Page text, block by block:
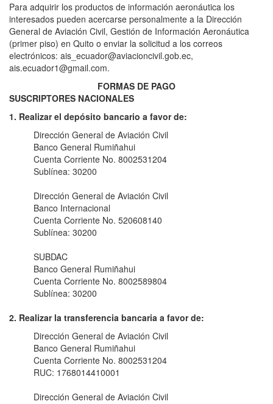
Para adquirir los productos de información aeronáutica los
interesados pueden acercarse personalmente a la Dirección
General de Aviación Civil, Gestión de Información Aeronáutica
(primer piso) en Quito o enviar la solicitud a los correos
electrónicos: ais_ecuador@aviacioncivil.gob.ec,
ais.ecuador1@gmail.com.
FORMAS DE PAGO
SUSCRIPTORES NACIONALES
1. Realizar el depósito bancario a favor de:
Dirección General de Aviación Civil
Banco General Rumiñahui
Cuenta Corriente No. 8002531204
Sublínea: 30200
Dirección General de Aviación Civil
Banco Internacional
Cuenta Corriente No. 520608140
Sublínea: 30200
SUBDAC
Banco General Rumiñahui
Cuenta Corriente No. 8002589804
Sublínea: 30200
2. Realizar la transferencia bancaria a favor de:
Dirección General de Aviación Civil
Banco General Rumiñahui
Cuenta Corriente No. 8002531204
RUC: 1768014410001
Dirección General de Aviación Civil